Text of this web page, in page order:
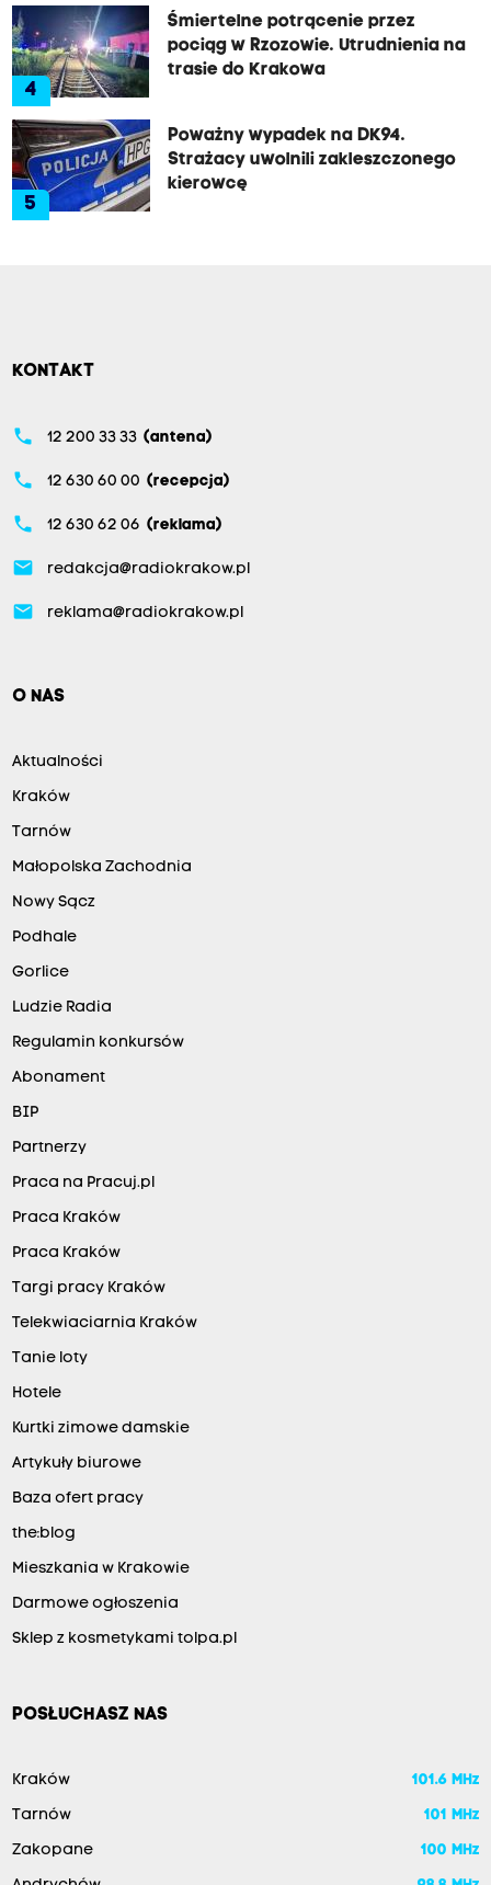
4
Śmiertelne potrącenie przez
pociąg w Rzozowie. Utrudnienia na
trasie do Krakowa
5
Poważny wypadek na DK94.
Strażacy uwolnili zakleszczonego
kierowcę
KONTAKT
phone 12 200 33 33 (antena)
phone 12 630 60 00 (recepcja)
phone 12 630 62 06 (reklama)
email redakcja@radiokrakow.pl
email reklama@radiokrakow.pl
O NAS
Aktualności
Kraków
Tarnów
Małopolska Zachodnia
Nowy Sącz
Podhale
Gorlice
Ludzie Radia
Regulamin konkursów
Abonament
BIP
Partnerzy
Praca na Pracuj.pl
Praca Kraków
Praca Kraków
Targi pracy Kraków
Telekwiaciarnia Kraków
Tanie loty
Hotele
Kurtki zimowe damskie
Artykuły biurowe
Baza ofert pracy
the:blog
Mieszkania w Krakowie
Darmowe ogłoszenia
Sklep z kosmetykami tolpa.pl
POSŁUCHASZ NAS
Kraków 101.6 MHz
Tarnów 101 MHz
Zakopane 100 MHz